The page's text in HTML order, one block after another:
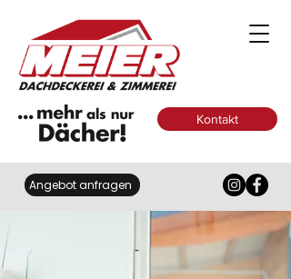
Angebot anfragen
Kontakt